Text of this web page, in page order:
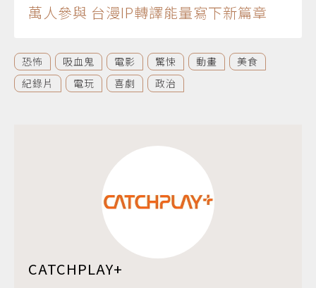
萬人參與 台漫IP轉譯能量寫下新篇章
恐怖 吸血鬼 電影 驚悚 動畫
美食
紀錄片
電玩 喜劇 政治
CATCHPLAY+